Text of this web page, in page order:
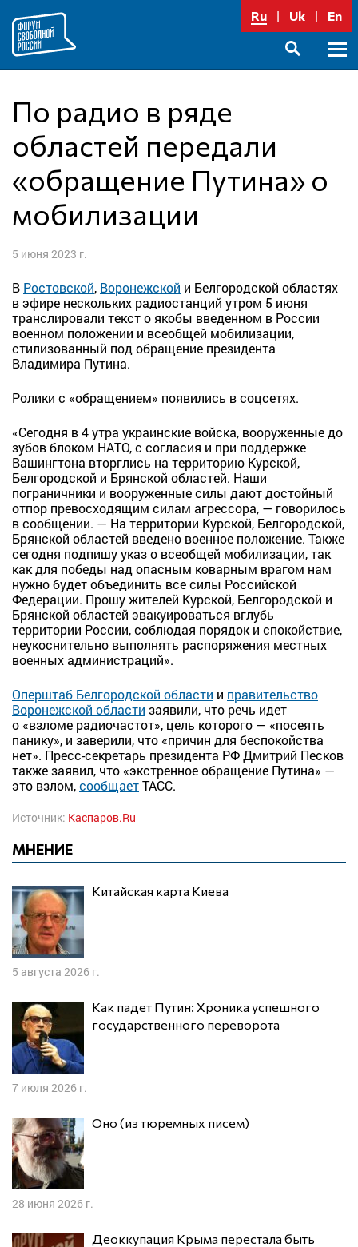
содержимому
Ru Uk En
По радио в ряде
областей передали
«обращение Путина» о
мобилизации
5 июня 2023 г.
В Ростовской, Воронежской и Белгородской областях
в эфире нескольких радиостанций утром 5 июня
транслировали текст о якобы введенном в России
военном положении и всеобщей мобилизации,
стилизованный под обращение президента
Владимира Путина.
Ролики с «обращением» появились в соцсетях.
«Сегодня в 4 утра украинские войска, вооруженные до
зубов блоком НАТО, с согласия и при поддержке
Вашингтона вторглись на территорию Курской,
Белгородской и Брянской областей. Наши
пограничники и вооруженные силы дают достойный
отпор превосходящим силам агрессора, — говорилось
в сообщении. — На территории Курской, Белгородской,
Брянской областей введено военное положение. Также
сегодня подпишу указ о всеобщей мобилизации, так
как для победы над опасным коварным врагом нам
нужно будет объединить все силы Российской
Федерации. Прошу жителей Курской, Белгородской и
Брянской областей эвакуироваться вглубь
территории России, соблюдая порядок и спокойствие,
неукоснительно выполнять распоряжения местных
военных администраций».
Оперштаб Белгородской области и правительство
Воронежской области заявили, что речь идет
о «взломе радиочастот», цель которого — «посеять
панику», и заверили, что «причин для беспокойства
нет». Пресс-секретарь президента РФ Дмитрий Песков
также заявил, что «экстренное обращение Путина» —
это взлом,сообщаетТАСС.
Источник: Каспаров.Ru
МНЕНИЕ
Китайская карта Киева
5 августа 2026 г.
Как падет Путин: Хроника успешного
государственного переворота
7 июля 2026 г.
Оно (из тюремных писем)
28 июня 2026 г.
Деоккупация Крыма перестала быть